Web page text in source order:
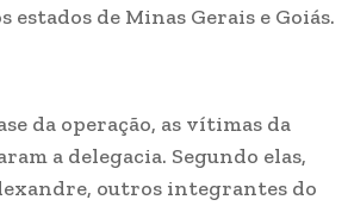
estados de Minas Gerais e Goiás.
da operação, as vítimas da
a delegacia. Segundo elas,
outros integrantes do